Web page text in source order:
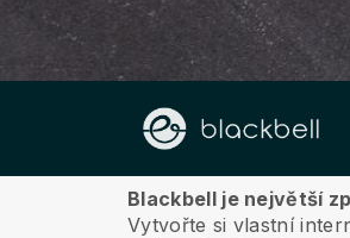
O nás
Blackbell je největší
Vytvořte si vlastní